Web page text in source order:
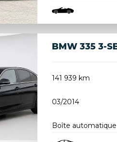
BMW 335 3-
141 939 km
03/2014
Boîte automatique